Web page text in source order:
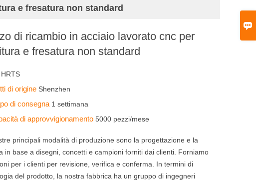

e fresatura non standard
di ricambio in acciaio lavorato cnc per
e fresatura non standard
HRTS
di origine Shenzhen
di consegna 1 settimana
di approvvigionamento5000 pezzi/mese
principali modalità di produzione sono la progettazione e la
in base a disegni, concetti e campioni forniti dai clienti. Forniamo
per i clienti per revisione, verifica e conferma. In termini di
del prodotto, la nostra fabbrica ha un gruppo di ingegneri